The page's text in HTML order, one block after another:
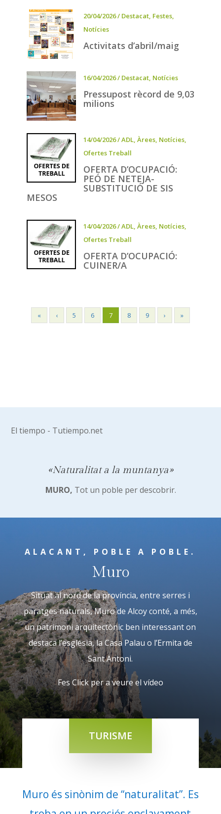
20/04/2026/ Destacat, Festes,
Notícies
Activitats d’abril/maig
16/04/2026/ Destacat, Notícies
Pressupost rècord de 9,03
milions
14/04/2026/ADL, Àrees, Notícies,
Ofertes Treball
OFERTA D’OCUPACIÓ:
PEÓ DE NETEJA-
SUBSTITUCIÓ DE SIS
MESOS
14/04/2026/ADL, Àrees, Notícies,
Ofertes Treball
OFERTA D’OCUPACIÓ:
CUINER/A
« ‹ 5 6 7 8 9 › »
El tiempo - Tutiempo.net
«Naturalitat a la muntanya»
MURO, Tot un poble per descobrir.
ALACANT, POBLE A POBLE.
Muro
Situat al nord de la província, entre serres i
paratges naturals, Muro de Alcoy conté, a més,
un patrimoni arquitectònic ben interessant on
destaca l’església, la Casa Palau o l’Ermita de
Sant Antoni.
Fes Click per a veure el vídeo
TURISME
Muro és sinònim de “naturalitat”. Es